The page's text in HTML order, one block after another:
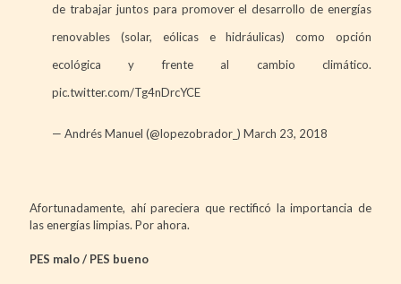
de trabajar juntos para promover el desarrollo de energías
renovables (solar, eólicas e hidráulicas) como opción
ecológica y frente al cambio climático.
pic.twitter.com/Tg4nDrcYCE
— Andrés Manuel (@lopezobrador_) March 23, 2018
Afortunadamente, ahí pareciera que rectificó la importancia de
las energías limpias. Por ahora.
PES malo / PES bueno